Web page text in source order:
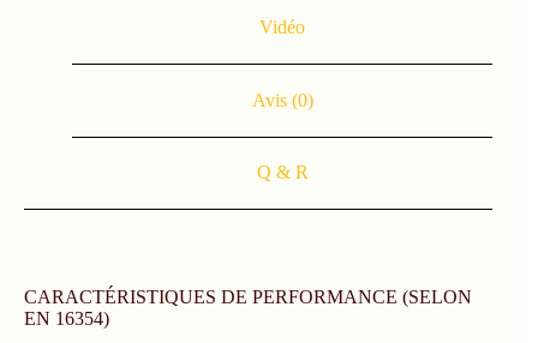
Vidéo
Avis (0)
Q & R
CARACTÉRISTIQUES DE PERFORMANCE (SELON
EN 16354)